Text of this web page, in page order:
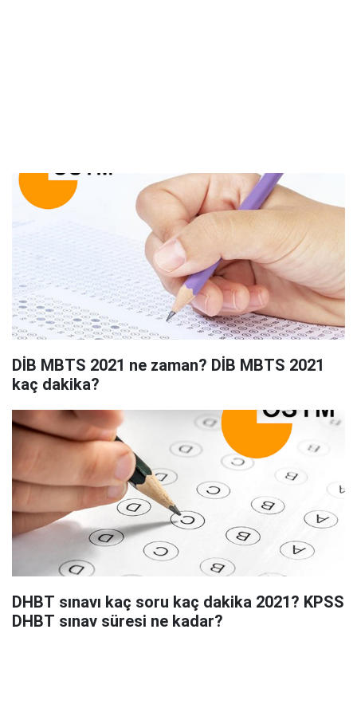
DİB MBTS 2021 ne zaman? DİB MBTS 2021
kaç dakika?
DHBT sınavı kaç soru kaç dakika 2021? KPSS
DHBT sınav süresi ne kadar?